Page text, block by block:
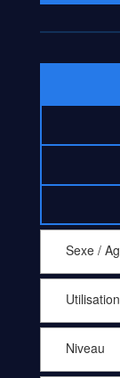
CONTACT
Sexe /
Utilisation
Niveau